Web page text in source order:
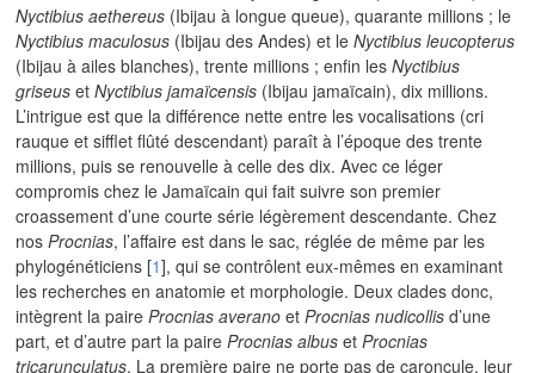
Nyctibius aethereus (Ibijau à longue queue), quarante millions ; le
Nyctibius maculosus (Ibijau des Andes) et leNyctibius leucopterus
(Ibijau à ailes blanches), trente millions ; enfin lesNyctibius
griseus etNyctibius jamaïcensis (Ibijau jamaïcain), dix millions.
L’intrigue est que la différence nette entre les vocalisations (cri
rauque et sifflet flûté descendant) paraît à l’époque des trente
millions, puis se renouvelle à celle des dix. Avec ce léger
compromis chez le Jamaïcain qui fait suivre son premier
croassement d’une courte série légèrement descendante. Chez
nosProcnias, l’affaire est dans le sac, réglée de même par les
phylogénéticiens [1], qui se contrôlent eux-mêmes en examinant
les recherches en anatomie et morphologie. Deux clades donc,
intègrent la paireProcnias averano etProcnias nudicollis d’une
part, et d’autre part la paireProcnias albus etProcnias
tricarunculatus. La première paire ne porte pas de caroncule, leur